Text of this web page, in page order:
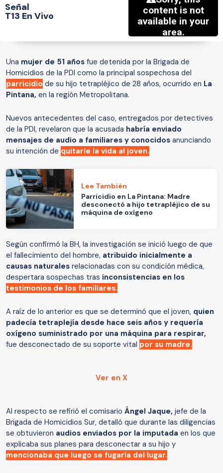
Señal
T13 En Vivo
Una mujer de 51 años fue detenida por la Brigada de
Homicidios de la PDI como la principal sospechosa del
parricidio de su hijo tetrapléjico de 28 años, ocurrido en La
Pintana, en la región Metropolitana.
Nuevos antecedentes del caso, entregados por detectives
de la PDI, revelaron que la acusada habría enviado
mensajes de audio a familiares y conocidos anunciando
su intención de quitarle la vida al joven.
Lee También
Parricidio en La Pintana: Madre
desconectó a hijo tetrapléjico de su
máquina de oxígeno
Según confirmó la BH, la investigación se inició luego de que
el fallecimiento del hombre, atribuido inicialmente a
causas naturales relacionadas con su condición médica,
despertara sospechas tras inconsistencias en los
testimonios de los familiares.
A raíz de lo anterior es que se determinó que el joven, quien
padecía tetraplejía desde hace seis años y requería
oxígeno suministrado por una máquina para respirar,
fue desconectado de su soporte vital por su madre.
Ver en X
Al respecto se refirió el comisario Ángel Jaque, jefe de la
Brigada de Homicidios Sur, detalló que durante las diligencias
se obtuvieron audios enviados por la imputada en los que
explicaba sus planes para desconectar a su hijo y
mencionaba que luego se fugaría del lugar.